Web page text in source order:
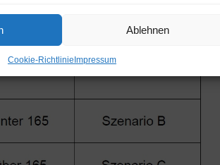
Ablehnen
Cookie-Richtlinie Impressum